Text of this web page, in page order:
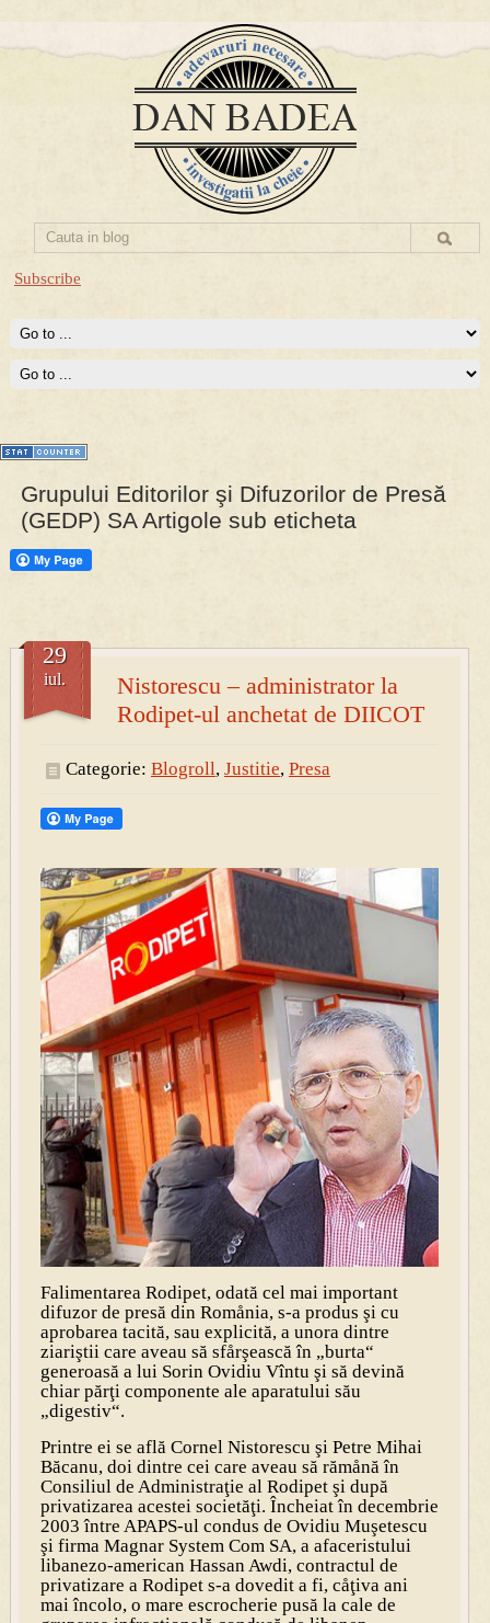
Subscribe
PRESA
Permise pentru vânătoarea de porci în costume, cu gulere albe
Prima mea carte publicata (Nemira)
Averea Presedintelui: prima lucrare despre controversatele
conturi secrete ale Securitatii.
Grupului Editorilor şi Difuzorilor de Presă
(GEDP) SA Artigole sub eticheta
Nistorescu – administrator la
Rodipet-ul anchetat de DIICOT
29
iul.
Categorie: Blogroll, Justitie, Presa
Falimentarea Rodipet, odată cel mai important
difuzor de presă din Romånia, s-a produs şi cu
aprobarea tacită, sau explicită, a unora dintre
ziariştii care aveau să sfårşească în „burta“
generoasă a lui Sorin Ovidiu Vîntu şi să devină
chiar părţi componente ale aparatului său
„digestiv“.
Printre ei se află Cornel Nistorescu şi Petre Mihai
Băcanu, doi dintre cei care aveau să rămånă în
Consiliul de Administraţie al Rodipet şi după
privatizarea acestei societăţi. Încheiat în decembrie
2003 între APAPS-ul condus de Ovidiu Muşetescu
şi firma Magnar System Com SA, a afaceristului
libanezo-american Hassan Awdi, contractul de
privatizare a Rodipet s-a dovedit a fi, cåţiva ani
mai încolo, o mare escrocherie pusă la cale de